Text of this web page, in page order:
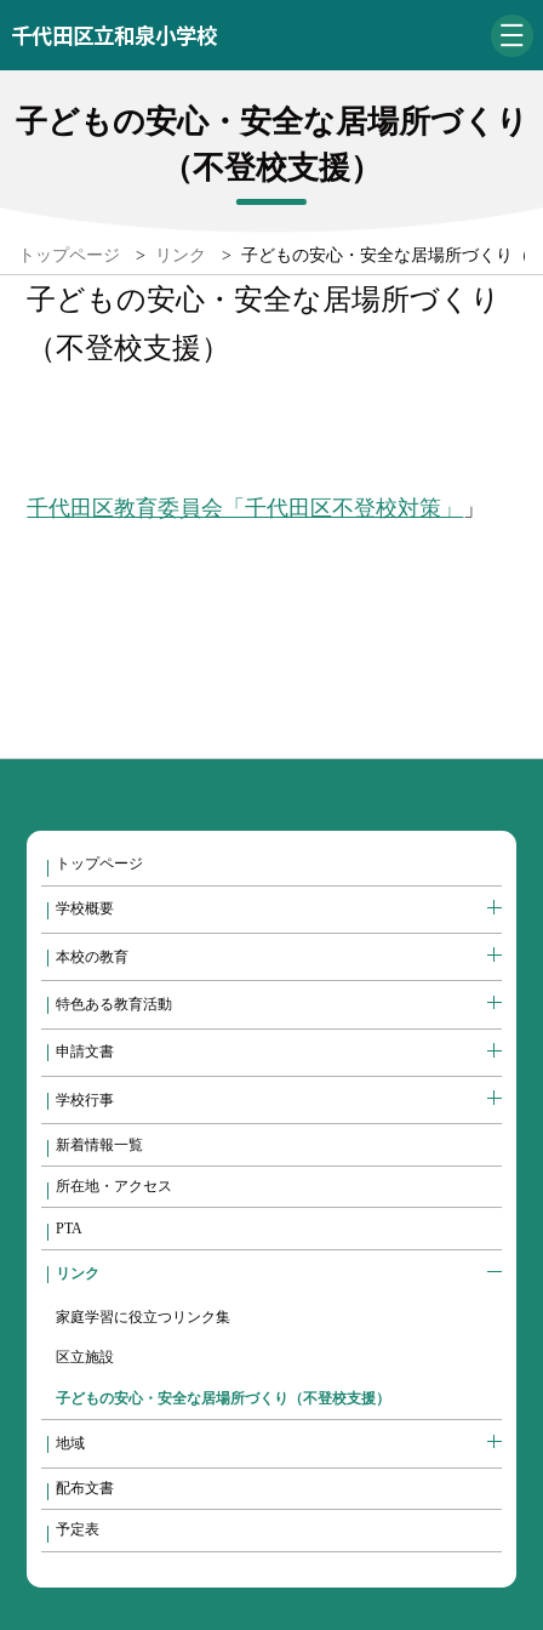
千代田区立和泉小学校
子どもの安心・安全な居場所づくり
（不登校支援）
トップページ > リンク > 子どもの安心・安全な居場所づくり（
子どもの安心・安全な居場所づくり
（不登校支援）
千代田区教育委員会「千代田区不登校対策」 」
トップページ
学校概要
本校の教育
特色ある教育活動
申請文書
学校行事
新着情報一覧
所在地・アクセス
PTA
リンク
家庭学習に役立つリンク集
区立施設
子どもの安心・安全な居場所づくり（不登校支援）
地域
配布文書
予定表